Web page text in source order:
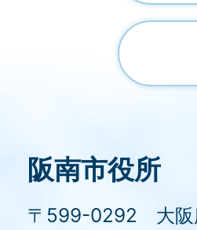
阪南市役所
〒599-0292 大阪